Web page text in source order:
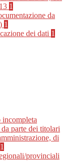
1
da
1
dei dati 1
incompleta
parte dei titolari
di
1
provinciali